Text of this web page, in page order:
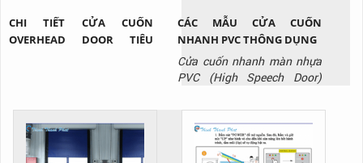
CHI TIẾT CỬA CUỐN
OVERHEAD DOOR TIÊU
CÁC MẪU CỬA CUỐN
NHANH PVC THÔNG DỤNG
Cửa cuốn nhanh màn nhựa
PVC (High Speech Door)
năng nổi bật như: giảm thất
thoát nhiệt, hạn chế bụi bẩn,
mùi hôi, côn trùng xâm nhập
trong quá trình di chuyển